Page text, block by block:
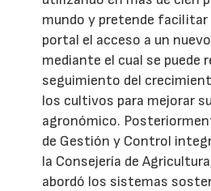
mundo y pretende facilitar
portal el acceso a un
mediante el cual se puede
seguimiento del
los cultivos para mejorar
agronómico.
de Gestión y Control
la Consejería de
abordó los sistemas